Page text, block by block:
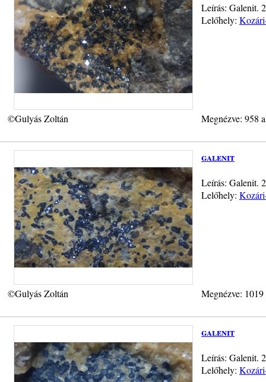
Leírás: Galenit.
Lelőhely:
©Gulyás Zoltán Megnézve: 958
galenit
Leírás: Galenit.
Lelőhely:
©Gulyás Zoltán Megnézve:
galenit
Leírás: Galenit.
Lelőhely: